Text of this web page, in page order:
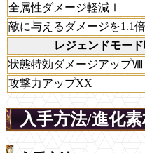
全属性ダメージ軽減Ⅰ
敵に与えるダメージを1.1
レジェンドモー
状態特効ダメージアップⅧ
攻撃力アップXX
入手方法/進化